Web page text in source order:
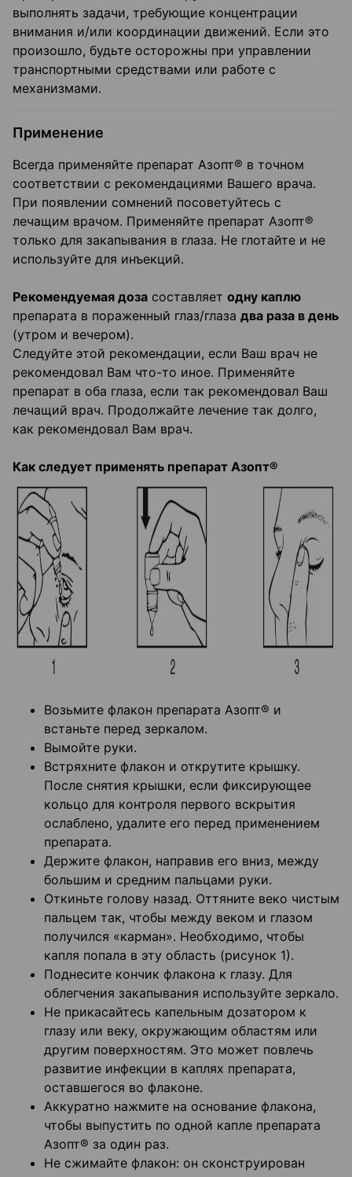
выполнять задачи, требующие концентрации
внимания и/или координации движений. Если это
произошло, будьте осторожны при управлении
транспортными средствами или работе с
механизмами.
Применение
Всегда применяйте препарат Азопт® в точном
соответствии с рекомендациями Вашего врача.
При появлении сомнений посоветуйтесь с
лечащим врачом. Применяйте препарат Азопт®
только для закапывания в глаза. Не глотайте и не
используйте для инъекций.
Рекомендуемая доза составляет одну каплю
препарата в пораженный глаз/глаза два раза в день
(утром и вечером).
Следуйте этой рекомендации, если Ваш врач не
рекомендовал Вам что-то иное. Применяйте
препарат в оба глаза, если так рекомендовал Ваш
лечащий врач. Продолжайте лечение так долго,
как рекомендовал Вам врач.
Как следует применять препарат Азопт®
Возьмите флакон препарата Азопт® и
встаньте перед зеркалом.
Вымойте руки.
Встряхните флакон и открутите крышку.
После снятия крышки, если фиксирующее
кольцо для контроля первого вскрытия
ослаблено, удалите его перед применением
препарата.
Держите флакон, направив его вниз, между
большим и средним пальцами руки.
Откиньте голову назад. Оттяните веко чистым
пальцем так, чтобы между веком и глазом
получился «карман». Необходимо, чтобы
капля попала в эту область (рисунок 1).
Поднесите кончик флакона к глазу. Для
облегчения закапывания используйте зеркало.
Не прикасайтесь капельным дозатором к
глазу или веку, окружающим областям или
другим поверхностям. Это может повлечь
развитие инфекции в каплях препарата,
оставшегося во флаконе.
Аккуратно нажмите на основание флакона,
чтобы выпустить по одной капле препарата
Азопт® за один раз.
Не сжимайте флакон: он сконструирован